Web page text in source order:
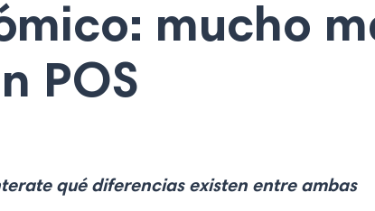
mucho
POS
qué diferencias existen entre ambas